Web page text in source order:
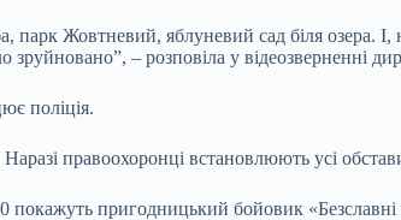
парк Жовтневий, яблуневий сад біля озера. І,
зруйновано”, – розповіла у відеозверненні
поліція.
правоохоронці встановлюють усі
покажуть пригодницький бойовик